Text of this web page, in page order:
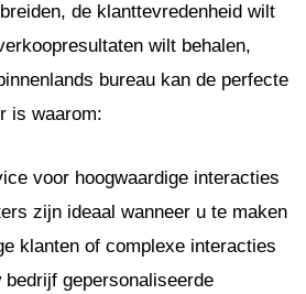
de klanttevredenheid wilt
wilt behalen,
bureau kan de perfecte
is waarom:
voor hoogwaardige interacties
zijn ideaal wanneer u te maken
klanten of complexe interacties
gepersonaliseerde